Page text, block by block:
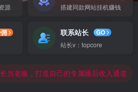
源
搭建同款网站挂机赚钱
联系站长
GO
站长v：topcore
当老板，打造自己的专属睡后收入通道
当老板，打造自己的专属睡后收入通道